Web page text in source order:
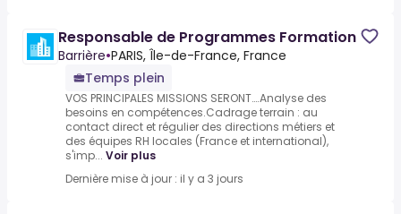
Responsable de Programmes Formation
Barrière•PARIS, Île-de-France, France
Temps plein
VOS PRINCIPALES MISSIONS SERONT….Analyse des
besoins en compétences.Cadrage terrain : au
contact direct et régulier des directions métiers et
des équipes RH locales (France et international),
s'imp... Voir plus
Dernière mise à jour : il y a 3 jours